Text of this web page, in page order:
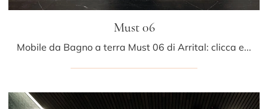
Must 06
Mobile da Bagno a terra Must 06 di Arrital: clicca e ottieni informazioni su mobili bagno a terra in marmo e accessori del brand.